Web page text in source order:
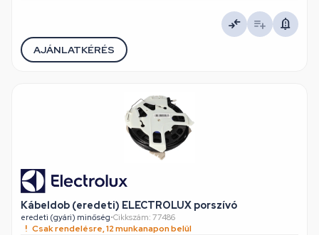
AJÁNLATKÉRÉS
Kábeldob (eredeti) ELECTROLUX porszívó
eredeti (gyári) minőség•Cikkszám: 77486
Csak rendelésre, 12 munkanapon belül